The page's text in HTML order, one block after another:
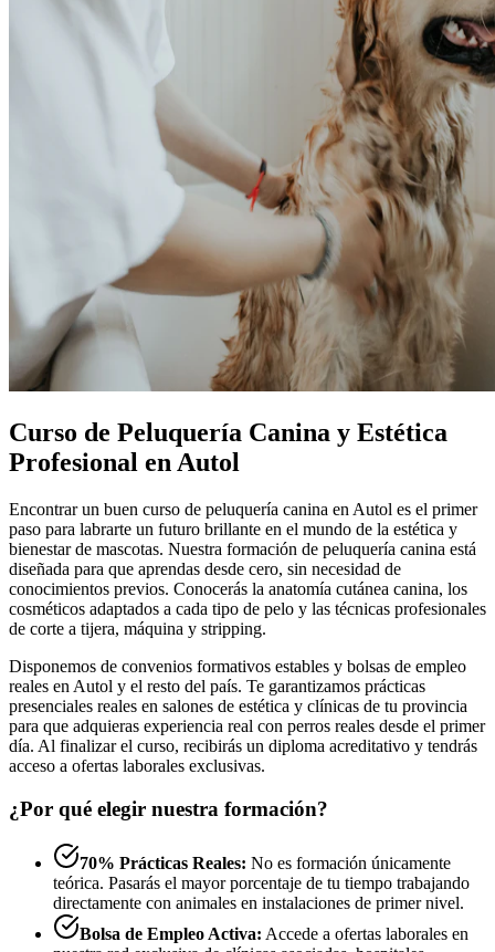
Curso de Peluquería Canina y Estética
Profesional en Autol
Encontrar un buen curso de peluquería canina en Autol es el primer
paso para labrarte un futuro brillante en el mundo de la estética y
bienestar de mascotas. Nuestra formación de peluquería canina está
diseñada para que aprendas desde cero, sin necesidad de
conocimientos previos. Conocerás la anatomía cutánea canina, los
cosméticos adaptados a cada tipo de pelo y las técnicas profesionales
de corte a tijera, máquina y stripping.
Disponemos de convenios formativos estables y bolsas de empleo
reales en Autol y el resto del país. Te garantizamos prácticas
presenciales reales en salones de estética y clínicas de tu provincia
para que adquieras experiencia real con perros reales desde el primer
día. Al finalizar el curso, recibirás un diploma acreditativo y tendrás
acceso a ofertas laborales exclusivas.
¿Por qué elegir nuestra formación?
70% Prácticas Reales: No es formación únicamente
teórica. Pasarás el mayor porcentaje de tu tiempo trabajando
directamente con animales en instalaciones de primer nivel.
Bolsa de Empleo Activa: Accede a ofertas laborales en